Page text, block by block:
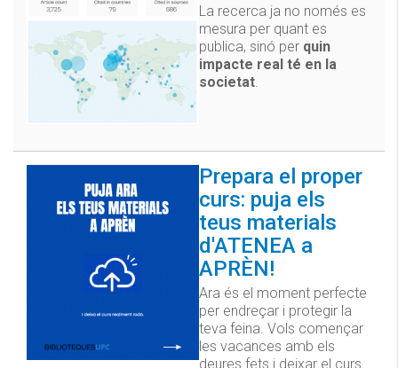
La recerca ja no només es
mesura per quant es
publica, sinó per quin
impacte real té en la
societat
Prepara el proper
curs: puja els
teus materials
d'ATENEA a
APRÈN!
Ara és el moment perfecte
per endreçar i protegir la
teva feina. Vols començar
les vacances amb els
deures fets i deixar el curs